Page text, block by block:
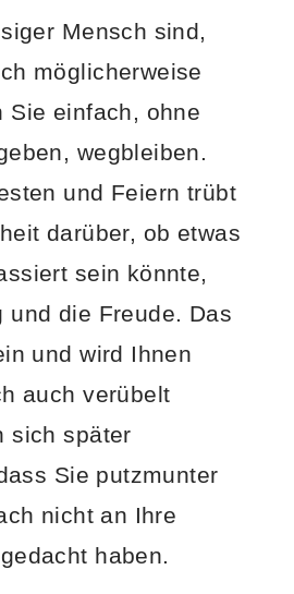
Mensch sind,
möglicherweise
Sie einfach, ohne
wegbleiben.
und Feiern trübt
darüber, ob etwas
sein könnte,
und die Freude. Das
und wird Ihnen
auch verübelt
sich später
Sie putzmunter
nicht an Ihre
haben.